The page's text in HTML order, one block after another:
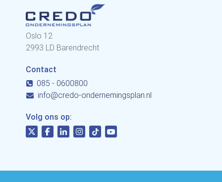
Oslo 12
2993 LD Barendrecht
Contact
085 - 0600800
info@credo-ondernemingsplan.nl
Volg ons op: